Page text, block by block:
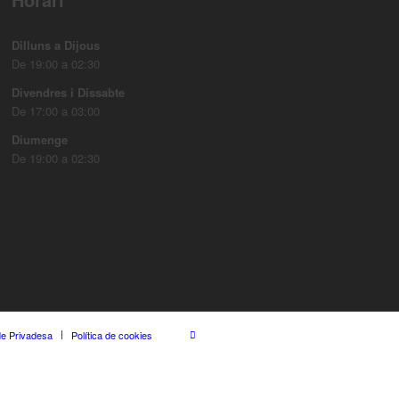
Dilluns a Dijous
De 19:00 a 02:30
Divendres i Dissabte
De 17:00 a 03:00
Diumenge
De 19:00 a 02:30
Privadesa Política de cookies